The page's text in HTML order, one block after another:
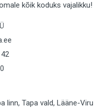
(1025)
kõik koduks vajalikku!
linn, Tapa vald, Lääne-Viru